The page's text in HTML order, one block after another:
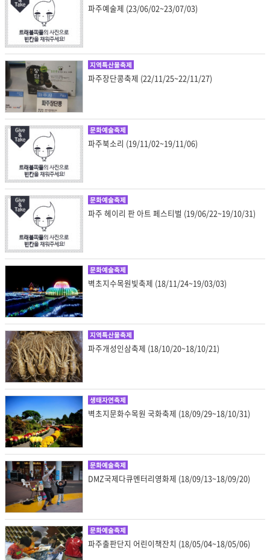
파주예술제 (23/06/02~23/07/03)
지역특산물축제
파주장단콩축제 (22/11/25~22/11/27)
문화예술축제
파주북소리 (19/11/02~19/11/06)
문화예술축제
파주 헤이리 판 아트 페스티벌 (19/06/22~19/10/31)
문화예술축제
벽초지수목원빛축제 (18/11/24~19/03/03)
지역특산물축제
파주개성인삼축제 (18/10/20~18/10/21)
생태자연축제
벽초지문화수목원 국화축제 (18/09/29~18/10/31)
문화예술축제
DMZ국제다큐멘터리영화제 (18/09/13~18/09/20)
문화예술축제
파주출판단지 어린이책잔치 (18/05/04~18/05/06)